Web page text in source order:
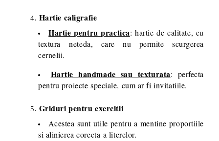
Hartie caligrafie
Hartie pentru practica: hartie de calitate, cu
textura neteda, care nu permite scurgerea
cernelii.
Hartie handmade sau texturata: perfecta
pentru proiecte speciale, cum ar fi invitatiile.
Griduri pentru exercitii
Acestea sunt utile pentru a mentine proportiile
si alinierea corecta a literelor.